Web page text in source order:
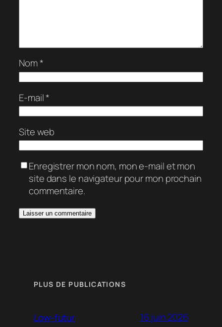
Nom*
E-mail*
Site web
Enregistrer mon nom, mon e-mail et mon
site dans le navigateur pour mon prochain
commentaire.
PLUS DE PUBLICATIONS
Low-futur 16 juin 2026